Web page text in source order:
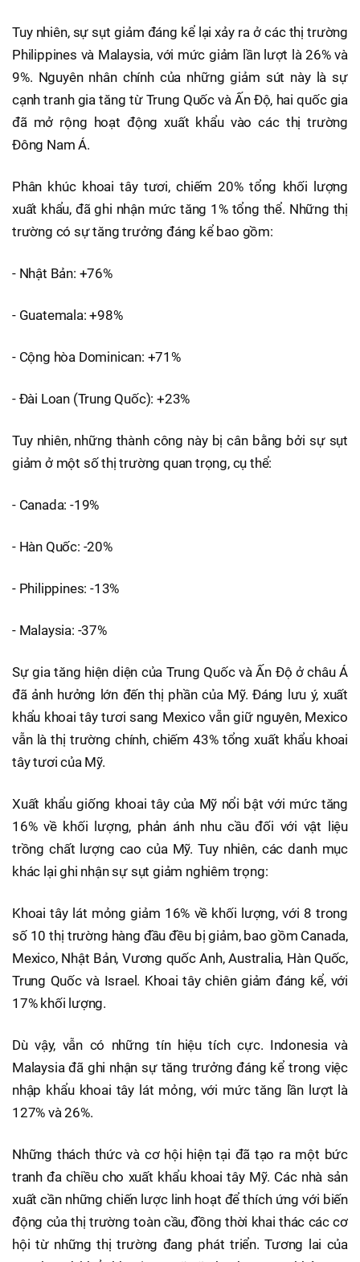
Tuy nhiên, sự sụt giảm đáng kể lại xảy ra ở các thị trường
Philippines và Malaysia, với mức giảm lần lượt là 26% và
9%. Nguyên nhân chính của những giảm sút này là sự
cạnh tranh gia tăng từ Trung Quốc và Ấn Độ, hai quốc gia
đã mở rộng hoạt động xuất khẩu vào các thị trường
Đông Nam Á.
Phân khúc khoai tây tươi, chiếm 20% tổng khối lượng
xuất khẩu, đã ghi nhận mức tăng 1% tổng thể. Những thị
trường có sự tăng trưởng đáng kể bao gồm:
- Nhật Bản: +76%
- Guatemala: +98%
- Cộng hòa Dominican: +71%
- Đài Loan (Trung Quốc): +23%
Tuy nhiên, những thành công này bị cân bằng bởi sự sụt
giảm ở một số thị trường quan trọng, cụ thể:
- Canada: -19%
- Hàn Quốc: -20%
- Philippines: -13%
- Malaysia: -37%
Sự gia tăng hiện diện của Trung Quốc và Ấn Độ ở châu Á
đã ảnh hưởng lớn đến thị phần của Mỹ. Đáng lưu ý, xuất
khẩu khoai tây tươi sang Mexico vẫn giữ nguyên, Mexico
vẫn là thị trường chính, chiếm 43% tổng xuất khẩu khoai
tây tươi của Mỹ.
Xuất khẩu giống khoai tây của Mỹ nổi bật với mức tăng
16% về khối lượng, phản ánh nhu cầu đối với vật liệu
trồng chất lượng cao của Mỹ. Tuy nhiên, các danh mục
khác lại ghi nhận sự sụt giảm nghiêm trọng:
Khoai tây lát mỏng giảm 16% về khối lượng, với 8 trong
số 10 thị trường hàng đầu đều bị giảm, bao gồm Canada,
Mexico, Nhật Bản, Vương quốc Anh, Australia, Hàn Quốc,
Trung Quốc và Israel. Khoai tây chiên giảm đáng kể, với
17% khối lượng.
Dù vậy, vẫn có những tín hiệu tích cực. Indonesia và
Malaysia đã ghi nhận sự tăng trưởng đáng kể trong việc
nhập khẩu khoai tây lát mỏng, với mức tăng lần lượt là
127% và 26%.
Những thách thức và cơ hội hiện tại đã tạo ra một bức
tranh đa chiều cho xuất khẩu khoai tây Mỹ. Các nhà sản
xuất cần những chiến lược linh hoạt để thích ứng với biến
động của thị trường toàn cầu, đồng thời khai thác các cơ
hội từ những thị trường đang phát triển. Tương lai của